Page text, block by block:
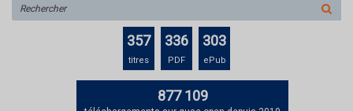
sur
le
357
titres
336
PDF
303
ePub
877 109